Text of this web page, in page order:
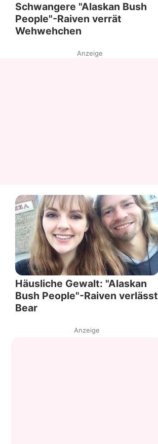
Schwangere "Alaskan Bush
People"-Raiven verrät
Wehwehchen
Anzeige
Häusliche Gewalt: "Alaskan
Bush People"-Raiven verlässt
Bear
Anzeige